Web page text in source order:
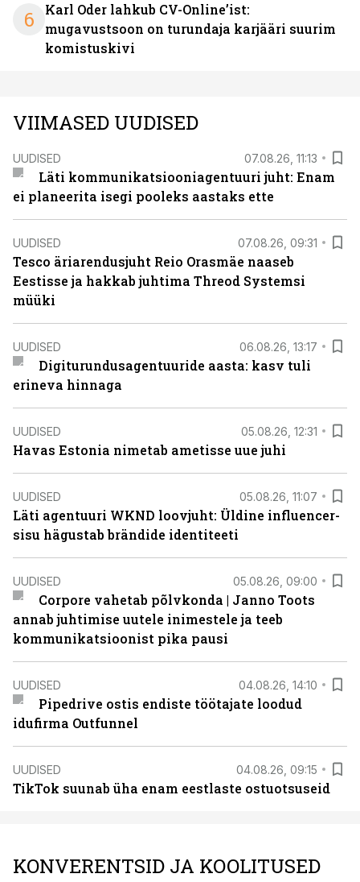
6
Karl Oder lahkub CV-Online’ist:
mugavustsoon on turundaja karjääri suurim
komistuskivi
VIIMASED UUDISED
UUDISED 07.08.26, 11:13
Läti kommunikatsiooniagentuuri juht: Enam
ei planeerita isegi pooleks aastaks ette
UUDISED 07.08.26, 09:31
Tesco äriarendusjuht Reio Orasmäe naaseb
Eestisse ja hakkab juhtima Threod Systemsi
müüki
UUDISED 06.08.26, 13:17
Digiturundusagentuuride aasta: kasv tuli
erineva hinnaga
UUDISED 05.08.26, 12:31
Havas Estonia nimetab ametisse uue juhi
UUDISED 05.08.26, 11:07
Läti agentuuri WKND loovjuht: Üldine influencer-
sisu hägustab brändide identiteeti
UUDISED 05.08.26, 09:00
Corpore vahetab põlvkonda | Janno Toots
annab juhtimise uutele inimestele ja teeb
kommunikatsioonist pika pausi
UUDISED 04.08.26, 14:10
Pipedrive ostis endiste töötajate loodud
idufirma Outfunnel
UUDISED 04.08.26, 09:15
TikTok suunab üha enam eestlaste ostuotsuseid
KONVERENTSID JA KOOLITUSED